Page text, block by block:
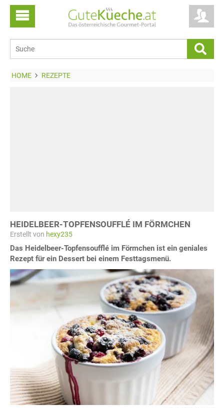
HOME REZEPTE
HEIDELBEER-TOPFENSOUFFLÉ IM FÖRMCHEN
Erstellt von hexy235
Das Heidelbeer-Topfensoufflé im Förmchen ist ein geniales
Rezept für ein Dessert bei einem Festtagsmenü.